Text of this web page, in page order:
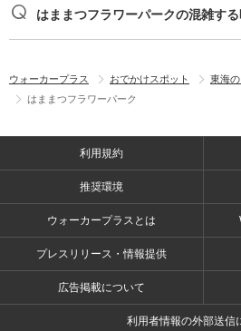
はままつフラワーパークの混雑する
ウォーカープラス おでかけスポット 東海
はままつフラワーパーク
利用規約
推奨環境
ウォーカープラスとは
プレスリリース・情報提供
広告掲載について
利用者情報の外部送信